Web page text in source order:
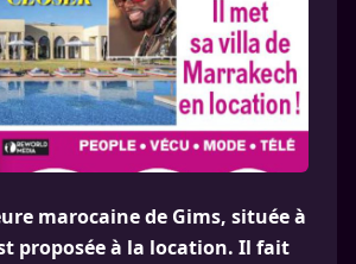
marocaine de Gims, située à
proposée à la location. Il fait